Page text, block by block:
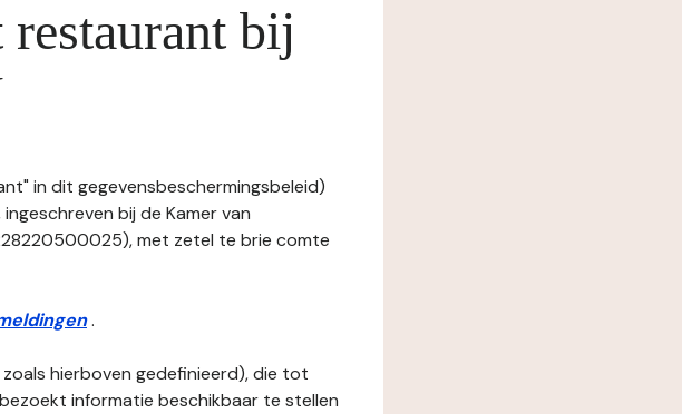
bij
in dit gegevensbeschermingsbeleid)
bij de Kamer van
met zetel te brie comte
.
hierboven gedefinieerd), die tot
informatie beschikbaar te stellen